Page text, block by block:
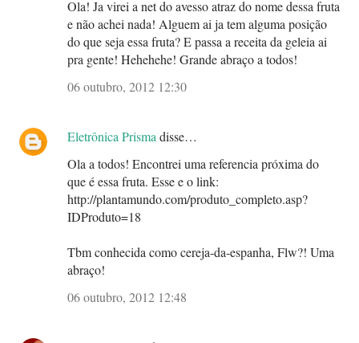
Ola! Ja virei a net do avesso atraz do nome dessa fruta
e não achei nada! Alguem ai ja tem alguma posição
do que seja essa fruta? E passa a receita da geleia ai
pra gente! Hehehehe! Grande abraço a todos!
06 outubro, 2012 12:30
Eletrônica Prismadisse…
Ola a todos! Encontrei uma referencia próxima do
que é essa fruta. Esse e o link:
http://plantamundo.com/produto_completo.asp?
IDProduto=18
Tbm conhecida como cereja-da-espanha, Flw?! Uma
abraço!
06 outubro, 2012 12:48